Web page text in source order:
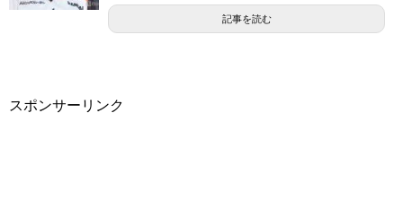
記事を読む
スポンサーリンク